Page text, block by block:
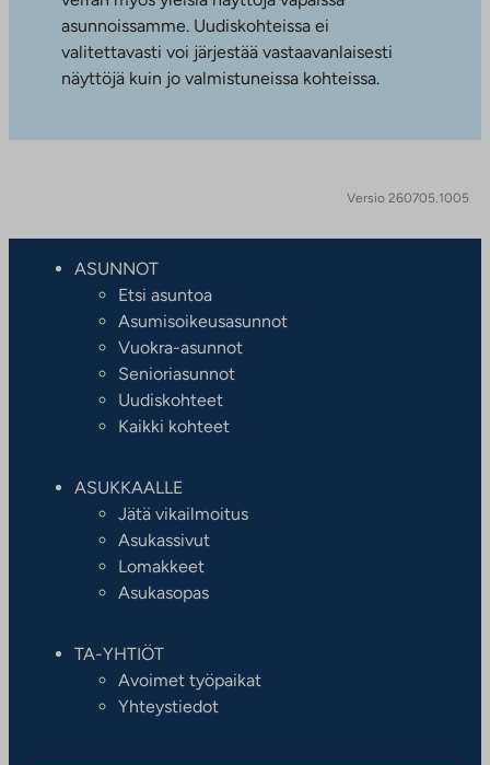
asunnoissamme. Uudiskohteissa ei
valitettavasti voi järjestää vastaavanlaisesti
näyttöjä kuin jo valmistuneissa kohteissa.
Versio 260705.1005
ASUNNOT
Etsi asuntoa
Asumisoikeusasunnot
Vuokra-asunnot
Senioriasunnot
Uudiskohteet
Kaikki kohteet
ASUKKAALLE
Jätä vikailmoitus
Asukassivut
Lomakkeet
Asukasopas
TA-YHTIÖT
Avoimet työpaikat
Yhteystiedot